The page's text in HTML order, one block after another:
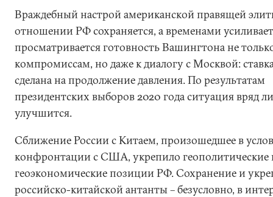
Враждебный настрой американской правящей
отношении РФ сохраняется, а временами
просматривается готовность Вашингтона не
компромиссам, но даже к диалогу с Москвой:
сделана на продолжение давления. По результатам
президентских выборов 2020 года ситуация вряд ли
улучшится.
Сближение России с Китаем, произошедшее в
конфронтации с США, укрепило геополитические
геоэкономические позиции РФ. Сохранение и
российско-китайской антанты – безусловно, в